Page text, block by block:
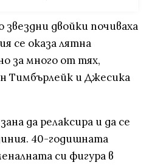
звездни двойки почиваха
се оказа лятна
за много от тях,
Тимбърлейк и Джесика
да релаксира и да се
40-годишната
си фигура в